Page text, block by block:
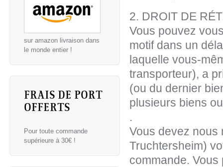
sur amazon livraison dans
le monde entier !
FRAIS DE PORT
OFFERTS
Pour toute commande
supérieure à 30€ !
2. DROIT DE
Vous pouvez
motif dans un
laquelle vous-
transporteur), a
(ou du dernier
plusieurs biens
.
Vous devez nous
Truchtersheim)
commande.